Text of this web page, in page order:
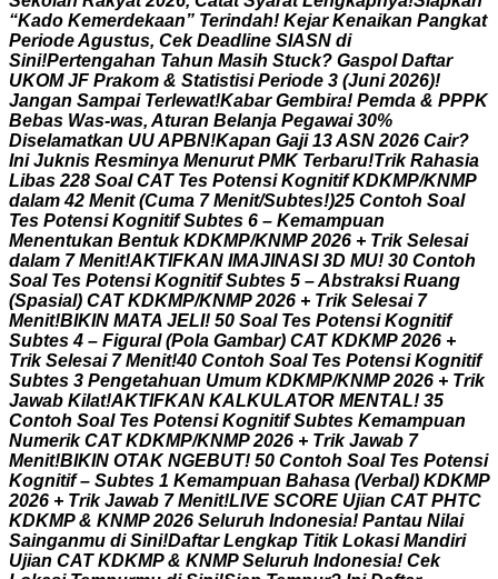
“Kado Kemerdekaan” Terindah! Kejar Kenaikan Pangkat
PeriodeAgustus, Cek Deadline SIASN di
Sini!Pertengahan Tahun Masih Stuck? Gaspol Daftar
UKOM JF Prakom & Statistisi Periode 3 (Juni 2026)!
Jangan Sampai Terlewat!Kabar Gembira! Pemda & PPPK
Bebas Was-was, Aturan Belanja Pegawai 30%
Diselamatkan UUAPBN!Kapan Gaji 13ASN 2026 Cair?
Ini Juknis Resminya Menurut PMK Terbaru!Trik Rahasia
Libas 228 Soal CAT Tes Potensi Kognitif KDKMP/KNMP
dalam 42 Menit (Cuma 7 Menit/Subtes!)25 Contoh Soal
Tes Potensi Kognitif Subtes 6 – Kemampuan
Menentukan Bentuk KDKMP/KNMP 2026 + Trik Selesai
dalam 7 Menit!AKTIFKAN IMAJINASI 3D MU! 30 Contoh
Soal Tes Potensi Kognitif Subtes 5 –Abstraksi Ruang
(Spasial) CAT KDKMP/KNMP 2026 + Trik Selesai 7
Menit!BIKIN MATA JELI! 50 Soal Tes Potensi Kognitif
Subtes 4 – Figural (Pola Gambar) CAT KDKMP 2026 +
Trik Selesai 7 Menit!40 Contoh Soal Tes Potensi Kognitif
Subtes 3 Pengetahuan Umum KDKMP/KNMP 2026 + Trik
Jawab Kilat!AKTIFKAN KALKULATOR MENTAL! 35
Contoh Soal Tes Potensi Kognitif Subtes Kemampuan
Numerik CAT KDKMP/KNMP 2026 + Trik Jawab 7
Menit!BIKIN OTAK NGEBUT! 50 Contoh Soal Tes Potensi
Kognitif – Subtes 1 Kemampuan Bahasa (Verbal) KDKMP
2026 + Trik Jawab 7 Menit!LIVE SCORE Ujian CAT PHTC
KDKMP & KNMP 2026 Seluruh Indonesia! Pantau Nilai
Sainganmu di Sini!Daftar Lengkap Titik Lokasi Mandiri
Ujian CAT KDKMP & KNMP Seluruh Indonesia! Cek